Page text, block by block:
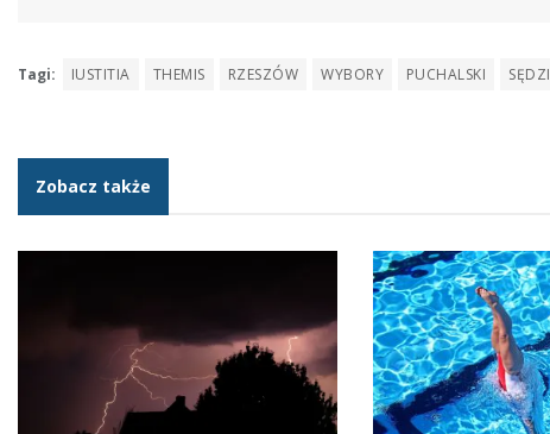
Tagi: IUSTITIA THEMIS RZESZÓW WYBORY PUCHALSKI
Zobacz także